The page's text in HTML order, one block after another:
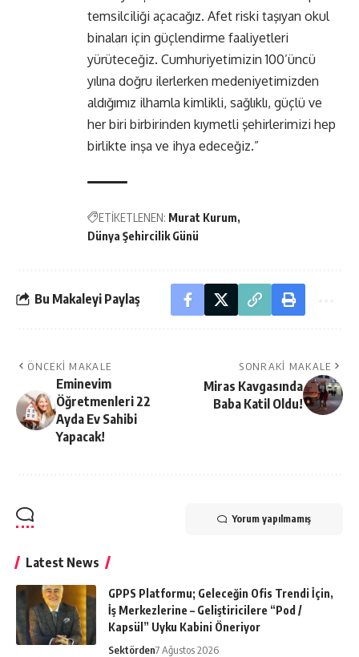
temsilciliği açacağız. Afet riski taşıyan okul
binaları için güçlendirme faaliyetleri
yürüteceğiz. Cumhuriyetimizin 100’üncü
yılına doğru ilerlerken medeniyetimizden
aldığımız ilhamla kimlikli, sağlıklı, güçlü ve
her biri birbirinden kıymetli şehirlerimizi hep
birlikte inşa ve ihya edeceğiz.”
ETİKETLENEN: Murat Kurum
Dünya Şehircilik Günü
Bu Makaleyi Paylaş
ÖNCEKI MAKALE
Eminevim
Öğretmenleri 22
Ayda Ev Sahibi
Yapacak!
SONRAKI MAKALE
Miras Kavgasında
Baba Katil Oldu!
Yorum yapılmamış
Latest News
GPPS Platformu; Geleceğin Ofis Trendi İçin,
İş Merkezlerine – Geliştiricilere “Pod /
Kapsül” Uyku Kabini Öneriyor
Sektörden7 Ağustos 2026